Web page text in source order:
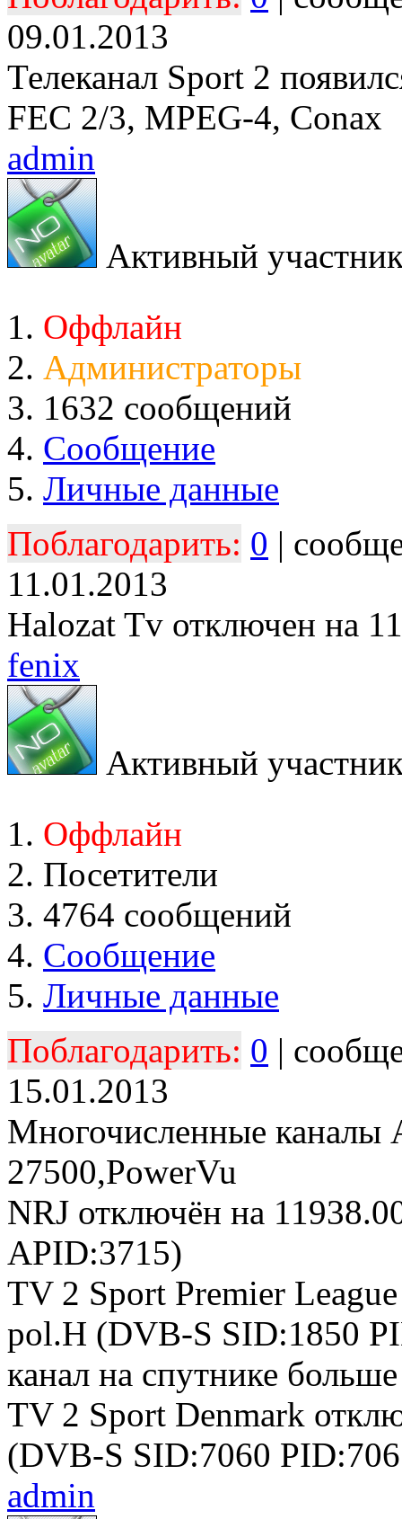
09.01.2013
Телеканал Sport 2
FEC 2/3, MPEG-4, Conax
admin
Активный
Оффлайн
Администраторы
1632 сообщений
Сообщение
Личные данные
Поблагодарить: 0 |
11.01.2013
Halozat Tv отключен на
fenix
Активный
Оффлайн
Посетители
4764 сообщений
Сообщение
Личные данные
Поблагодарить: 0 |
15.01.2013
Многочисленные каналы
27500,PowerVu
NRJ отключён на
APID:3715)
TV 2 Sport Premier
pol.H (DVB-S SID:1850
канал на спутнике
TV 2 Sport Denmark
(DVB-S SID:7060
admin